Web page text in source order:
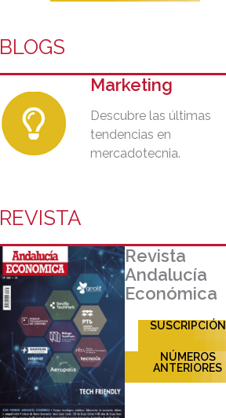
BLOGS
Marketing
Descubre las últimas
tendencias en
mercadotecnia.
REVISTA
Revista
Andalucía
Económica
SUSCRIPCIÓN
NÚMEROS
ANTERIORES